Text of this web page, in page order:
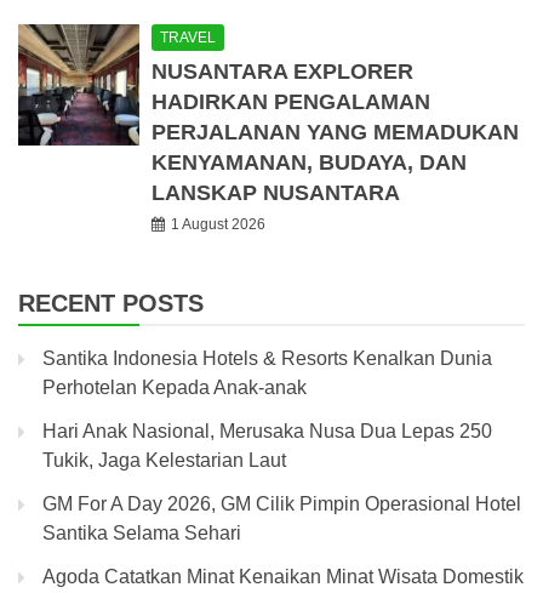
TRAVEL
NUSANTARA EXPLORER
HADIRKAN PENGALAMAN
PERJALANAN YANG MEMADUKAN
KENYAMANAN, BUDAYA, DAN
LANSKAP NUSANTARA
1 August 2026
RECENT POSTS
Santika Indonesia Hotels & Resorts Kenalkan Dunia
Perhotelan Kepada Anak-anak
Hari Anak Nasional, Merusaka Nusa Dua Lepas 250
Tukik, Jaga Kelestarian Laut
GM For A Day 2026, GM Cilik Pimpin Operasional Hotel
Santika Selama Sehari
Agoda Catatkan Minat Kenaikan Minat Wisata Domestik